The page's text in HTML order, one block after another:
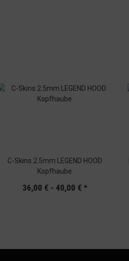
C-Skins 2.5mm LEGEND HOOD
Kopfhaube
36,00 € - 40,00 € *